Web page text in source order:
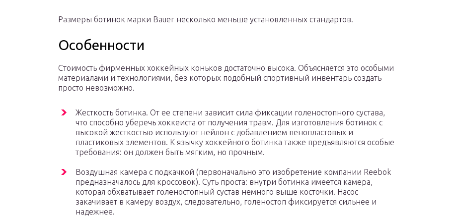
Размеры ботинок марки Bauer несколько меньше установленных стандартов.
Особенности
Стоимость фирменных хоккейных коньков достаточно высока. Объясняется это особыми
материалами и технологиями, без которых подобный спортивный инвентарь создать
просто невозможно.
Жесткость ботинка. От ее степени зависит сила фиксации голеностопного сустава,
что способно уберечь хоккеиста от получения травм. Для изготовления ботинок с
высокой жесткостью используют нейлон с добавлением пенопластовых и
пластиковых элементов. К язычку хоккейного ботинка также предъявляются особые
требования: он должен быть мягким, но прочным.
Воздушная камера с подкачкой (первоначально это изобретение компании Reebok
предназначалось для кроссовок). Суть проста: внутри ботинка имеется камера,
которая обхватывает голеностопный сустав немного выше косточки. Насос
закачивает в камеру воздух, следовательно, голеностоп фиксируется сильнее и
надежнее.